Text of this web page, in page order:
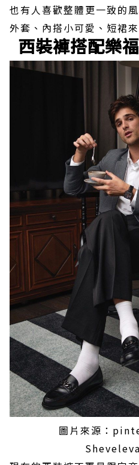
也有人喜歡整體更一致的
外套、內搭小可愛、短裙
西裝褲搭配樂
圖片來源：